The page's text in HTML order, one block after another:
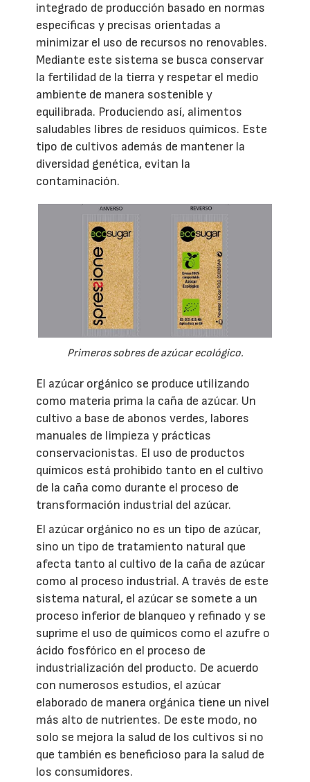
integrado de producción basado en normas
específicas y precisas orientadas a
minimizar el uso de recursos no renovables.
Mediante este sistema se busca conservar
la fertilidad de la tierra y respetar el medio
ambiente de manera sostenible y
equilibrada. Produciendo así, alimentos
saludables libres de residuos químicos. Este
tipo de cultivos además de mantener la
diversidad genética, evitan la
contaminación.
Primeros sobres de azúcar ecológico.
El azúcar orgánico se produce utilizando
como materia prima la caña de azúcar. Un
cultivo a base de abonos verdes, labores
manuales de limpieza y prácticas
conservacionistas. El uso de productos
químicos está prohibido tanto en el cultivo
de la caña como durante el proceso de
transformación industrial del azúcar.
El azúcar orgánico no es un tipo de azúcar,
sino un tipo de tratamiento natural que
afecta tanto al cultivo de la caña de azúcar
como al proceso industrial. A través de este
sistema natural, el azúcar se somete a un
proceso inferior de blanqueo y refinado y se
suprime el uso de químicos como el azufre o
ácido fosfórico en el proceso de
industrialización del producto. De acuerdo
con numerosos estudios, el azúcar
elaborado de manera orgánica tiene un nivel
más alto de nutrientes. De este modo, no
solo se mejora la salud de los cultivos si no
que también es beneficioso para la salud de
los consumidores.